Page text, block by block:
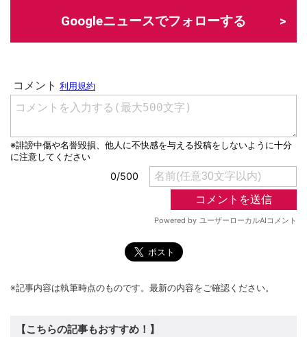
Googleニュースでフォローする
※記事内容は執筆時点のものです。最新の内容をご確認ください。
【こちらの記事もおすすめ！】